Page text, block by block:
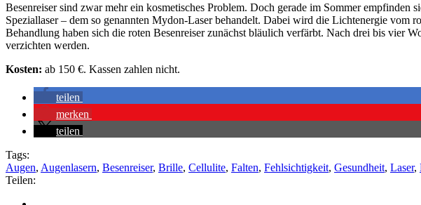
Besenreiser sind zwar mehr ein kosmetisches Problem. Doch gerade im Sommer
Speziallaser – dem so genannten Mydon-Laser behandelt. Dabei wird die Lichtenergie
Behandlung haben sich die roten Besenreiser zunächst bläulich verfärbt. Nach drei bis vier
verzichten werden.
Kosten: ab 150 €. Kassen zahlen nicht.
teilen
merken
teilen
Tags:
Augen, Augenlasern, Besenreiser, Brille, Cellulite, Falten, Fehlsichtigkeit, Gesundheit, Laser,
Teilen: